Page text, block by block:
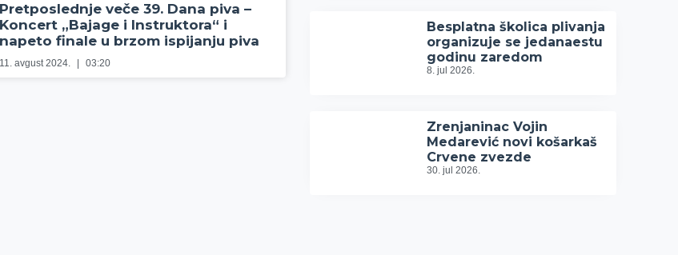
Pretposlednje veče 39. Dana piva –
Koncert „Bajage i Instruktora“ i
napeto finale u brzom ispijanju piva
11. avgust 2024. 03:20
Besplatna školica plivanja
organizuje se jedanaestu
godinu zaredom
8. jul 2026.
Zrenjaninac Vojin
Medarević novi košarkaš
Crvene zvezde
30. jul 2026.